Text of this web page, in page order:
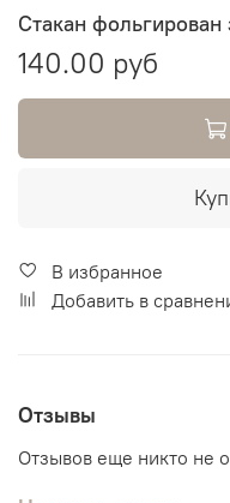
Стакан
140.00 руб
В избранное
Добавить в
Отзывы
Отзывов еще никто не